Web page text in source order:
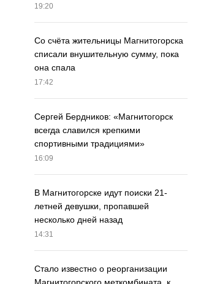
19:20
Со счёта жительницы Магнитогорска
списали внушительную сумму, пока
она спала
17:42
Сергей Бердников: «Магнитогорск
всегда славился крепкими
спортивными традициями»
16:09
В Магнитогорске идут поиски 21-
летней девушки, пропавшей
несколько дней назад
14:31
Стало известно о реорганизации